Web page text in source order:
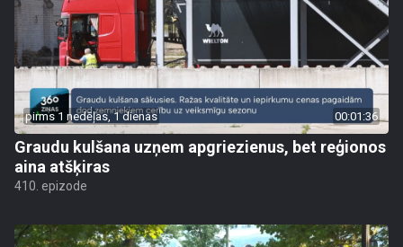
pirms 1 nedēļas, 1 dienas 00:01:36
Graudu kulšana uzņem apgriezienus, bet reģionos
aina atšķiras
410. epizode